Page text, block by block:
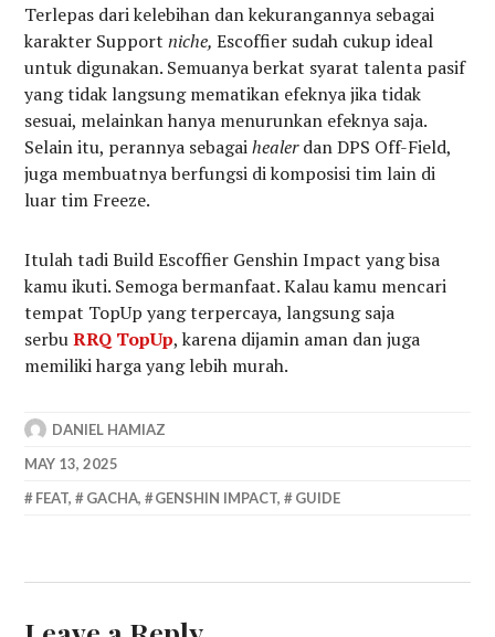
Terlepas dari kelebihan dan kekurangannya sebagai
karakter Supportniche,Escoffier sudah cukup ideal
untuk digunakan. Semuanya berkat syarat talenta pasif
yang tidak langsung mematikan efeknya jika tidak
sesuai, melainkan hanya menurunkan efeknya saja.
Selain itu, perannya sebagaihealerdan DPS Off-Field,
juga membuatnya berfungsi di komposisi tim lain di
luar tim Freeze.
Itulah tadi Build Escoffier Genshin Impact yang bisa
kamu ikuti. Semoga bermanfaat. Kalau kamu mencari
tempat TopUp yang terpercaya, langsung saja
serbuRRQ TopUp, karena dijamin aman dan juga
memiliki harga yang lebih murah.
DANIEL HAMIAZ
MAY 13, 2025
FEAT, GACHA, GENSHIN IMPACT, GUIDE